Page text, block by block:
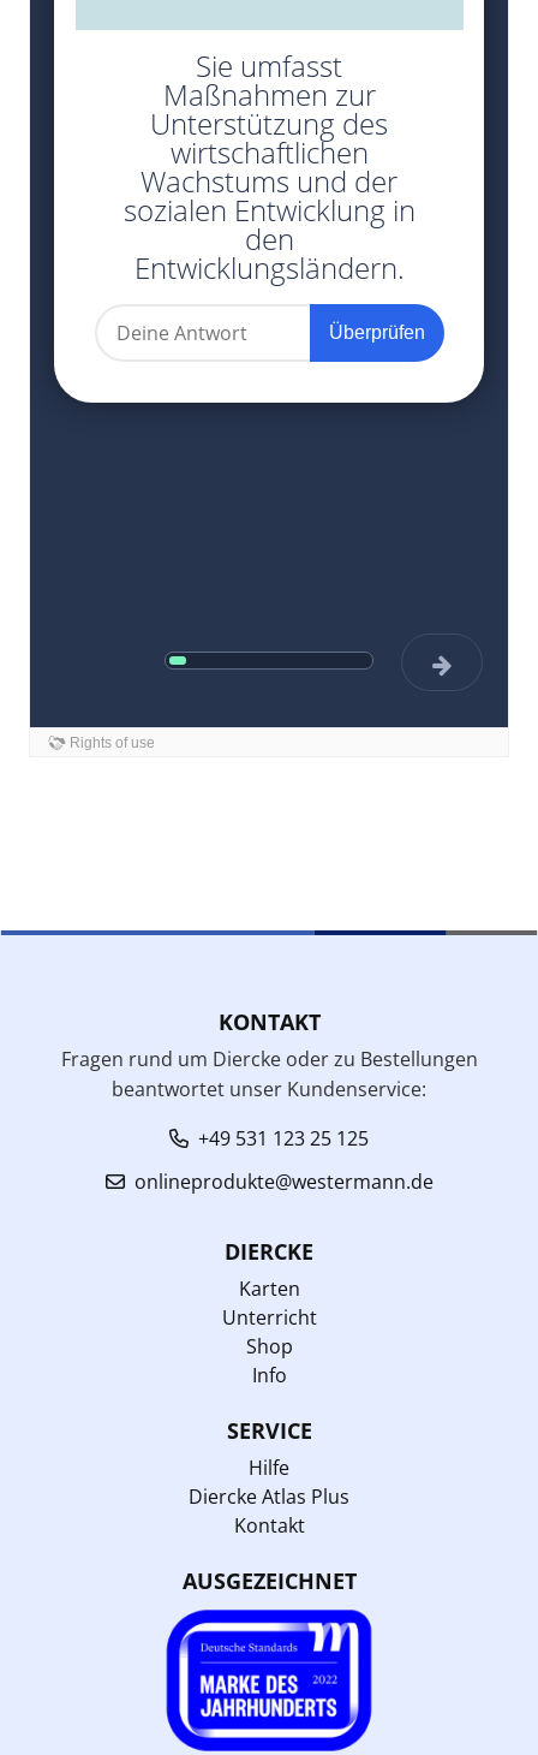
KONTAKT
Fragen rund um Diercke oder zu Bestellungen
beantwortet unser Kundenservice:
+49 531 123 25 125
onlineprodukte@westermann.de
DIERCKE
Karten
Unterricht
Shop
Info
SERVICE
Hilfe
Diercke Atlas Plus
Kontakt
AUSGEZEICHNET